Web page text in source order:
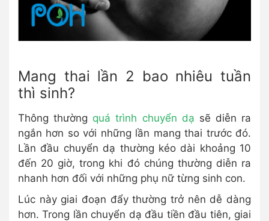
Mang thai lần 2 bao nhiêu tuần
thì sinh?
Thông thường quá trình chuyển dạ sẽ diễn ra
ngắn hơn so với những lần mang thai trước đó.
Lần đầu chuyển dạ thường kéo dài khoảng 10
đến 20 giờ, trong khi đó chúng thường diễn ra
nhanh hơn đối với những phụ nữ từng sinh con.
Lúc này giai đoạn đẩy thường trở nên dễ dàng
hơn. Trong lần chuyển dạ đầu tiền đầu tiên, giai